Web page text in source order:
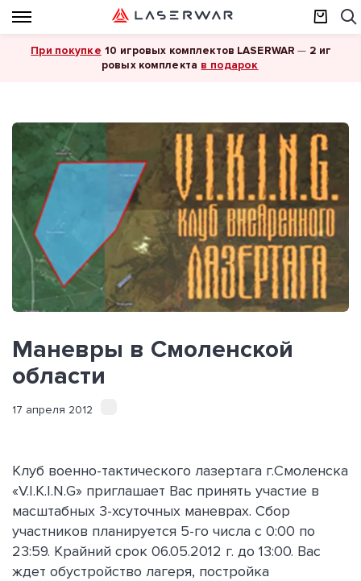
При покупке 10 игровых комплектов LASERWAR — 2 иг
ровых комплекта в подарок
Маневры в Смоленской
области
17 апреля 2012
Клуб военно-тактического лазертага г.Смоленска
«V.I.K.I.N.G» приглашает Вас принять участие в
масштабных 3-хсуточных маневрах. Сбор
участников планируется 5-го числа с 0:00 по
23:59. Крайний срок 06.05.2012 г. до 13:00. Вас
ждет обустройство лагеря, постройка